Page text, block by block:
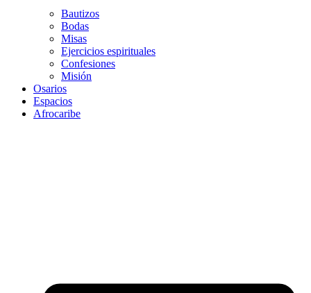
Bautizos
Bodas
Misas
Ejercicios espirituales
Confesiones
Misión
Osarios
Espacios
Afrocaribe